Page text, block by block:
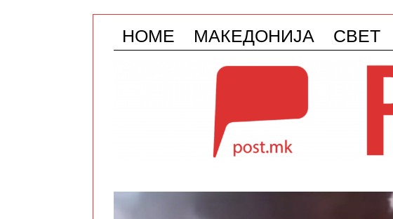
HOME МАКЕДОНИЈА СВЕТ